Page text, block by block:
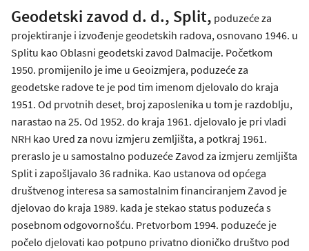
Geodetski zavod d. d., Split, poduzeće za
projektiranje i izvođenje geodetskih radova, osnovano 1946. u
Splitu kao Oblasni geodetski zavod Dalmacije. Početkom
1950. promijenilo je ime u Geoizmjera, poduzeće za
geodetske radove te je pod tim imenom djelovalo do kraja
1951. Od prvotnih deset, broj zaposlenika u tom je razdoblju,
narastao na 25. Od 1952. do kraja 1961. djelovalo je pri vladi
NRH kao Ured za novu izmjeru zemljišta, a potkraj 1961.
preraslo je u samostalno poduzeće Zavod za izmjeru zemljišta
Split i zapošljavalo 36 radnika. Kao ustanova od općega
društvenog interesa sa samostalnim financiranjem Zavod je
djelovao do kraja 1989. kada je stekao status poduzeća s
posebnom odgovornošću. Pretvorbom 1994. poduzeće je
počelo djelovati kao potpuno privatno dioničko društvo pod